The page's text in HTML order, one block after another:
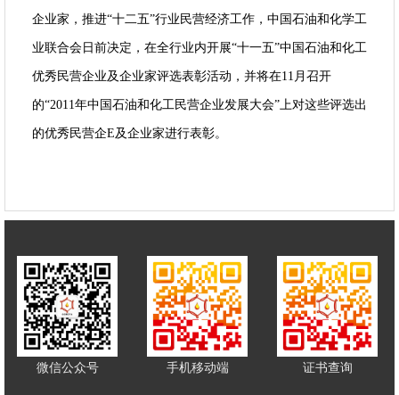
企业家，推进“十二五”行业民营经济工作，中国石油和化学工
业联合会日前决定，在全行业内开展“十一五”中国石油和化工
优秀民营企业及企业家评选表彰活动，并将在11月召开
的“2011年中国石油和化工民营企业发展大会”上对这些评选出
的优秀民营企E及企业家进行表彰。
微信公众号 手机移动端 证书查询